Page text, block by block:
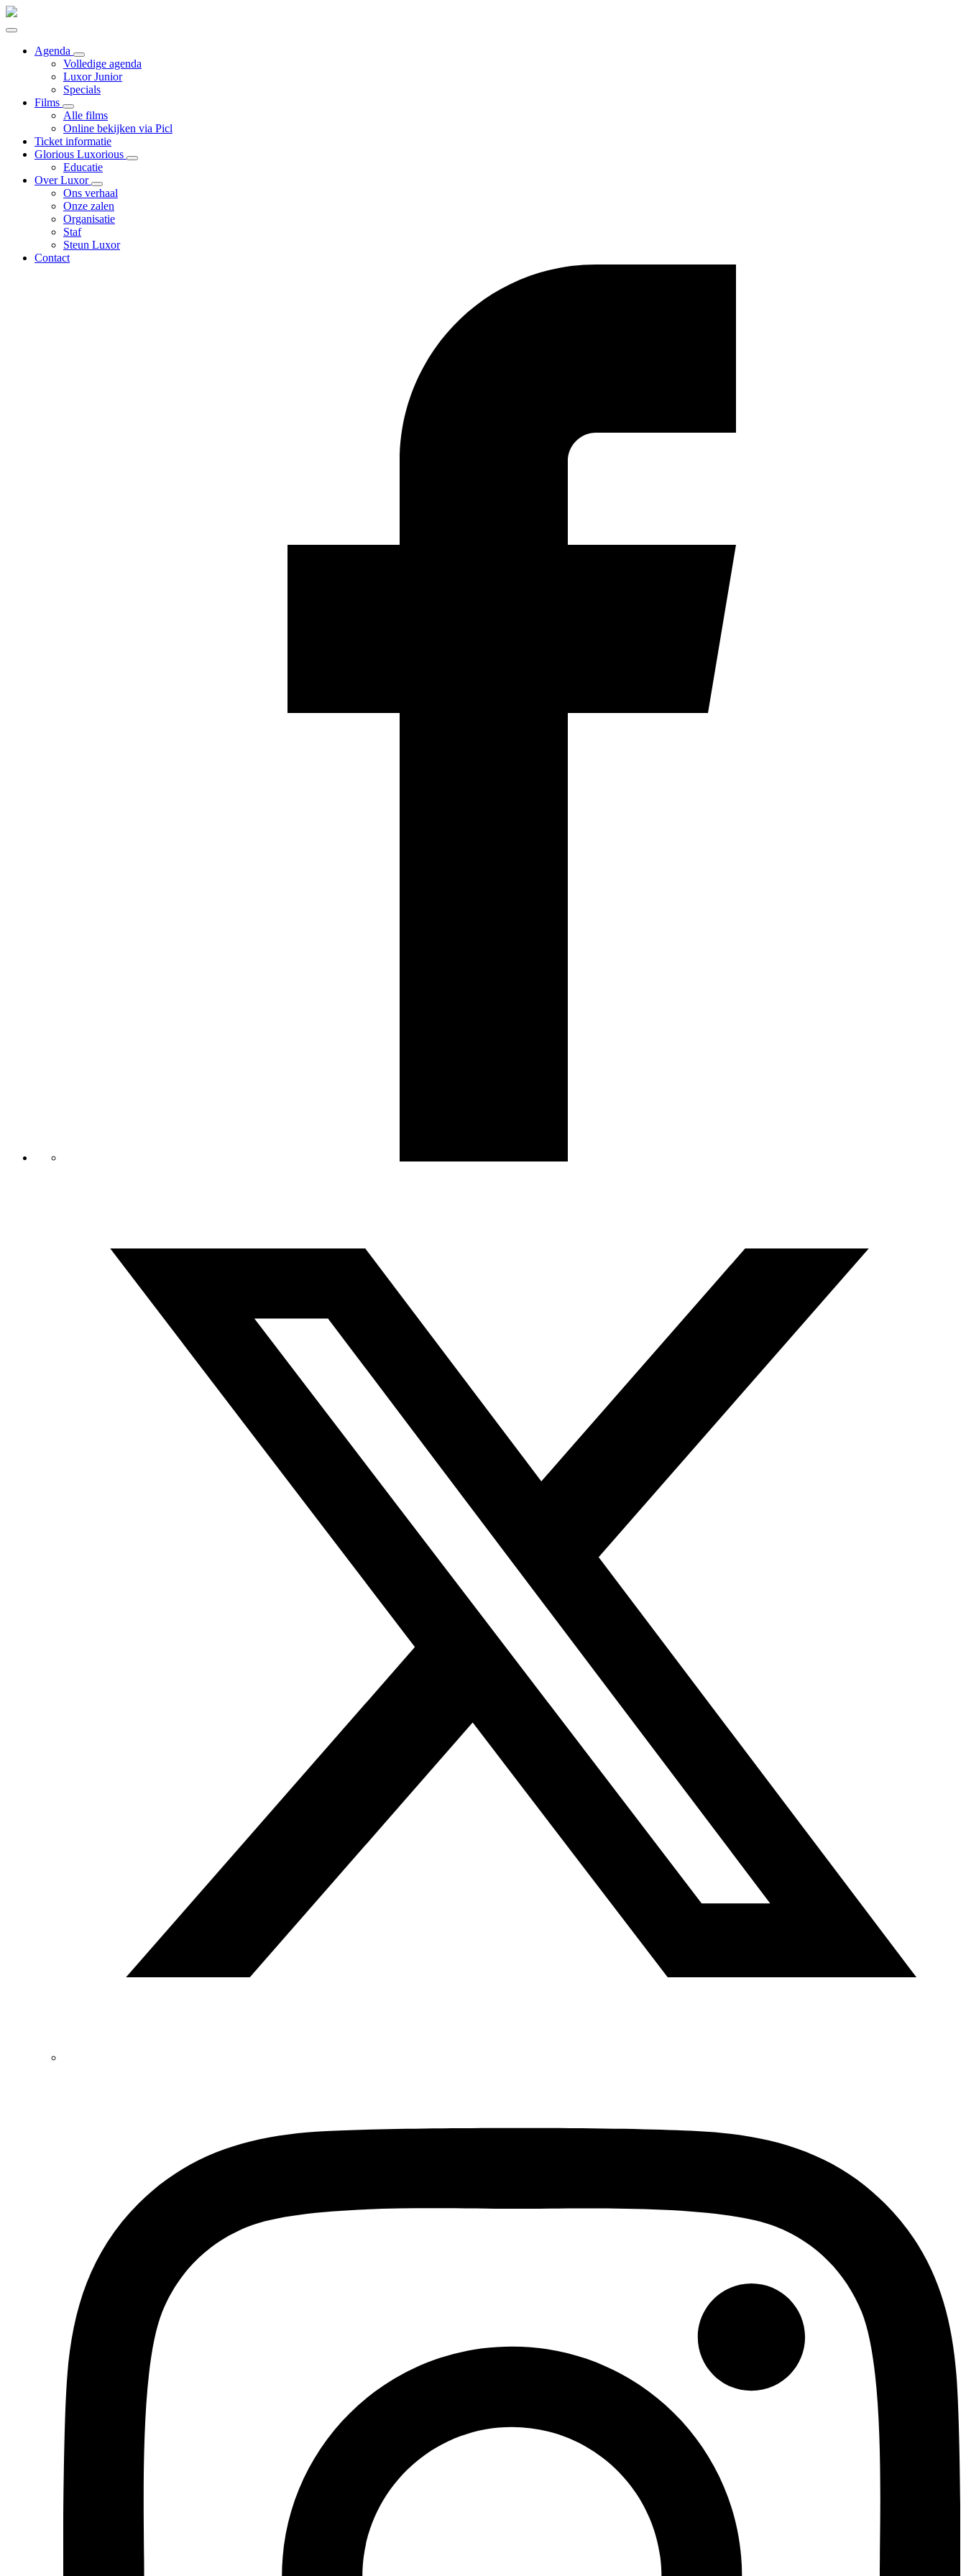
Agenda
Volledige agenda
Luxor Junior
Specials
Films
Alle films
Online bekijken via Picl
Ticket informatie
Glorious Luxorious
Educatie
Over Luxor
Ons verhaal
Onze zalen
Organisatie
Staf
Steun Luxor
Contact